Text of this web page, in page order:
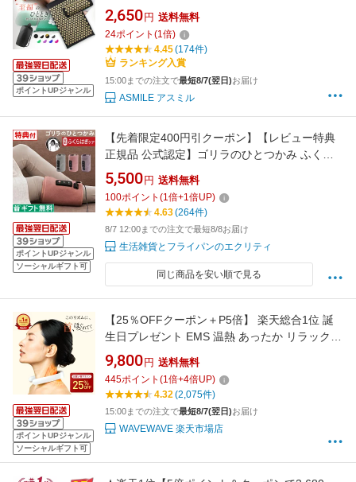
ポイントUPジャンル
ット ヨガマット ツボ押し 指圧 鍼 血行促進 マ
ッサージ ヨガ ピラティス フィットネス 収納バ
ッグ付き ストレッチマット 足つぼ 足裏 リラク
ゼーション シャクティ
2,650 円 送料無料
24ポイント (1倍)
4.45(174件)
ランキング入賞
15:00までの注文で最短8/7(翌日)お届け
ASMILE アスミル
ポイントUPジャンル
ソーシャルギフト可
【先着限定400円引クーポン】【レビュー特典
正規品 公式認定】ゴリラのひとつかみ ふくら
はぎケア GRF-2401GY GRF-2401PK GRF-
2401PU ドウシシャ ／ 足 マッサージ むくみ 脚
マッサージ フットマッサージ プレゼント 母の
日 2026年 母の日ギフト
5,500 円 送料無料
100ポイント (1倍+1倍UP)
4.63(264件)
8/7 12:00までの注文で最短8/8お届け
生活雑貨とフライパンのエクリティ
同じ商品を安い順で見る
ポイントUPジャンル
ソーシャルギフト可
【25％OFFクーポン＋P5倍】 楽天総合1位 誕
生日プレゼント EMS 温熱 あったか リラックス
折り畳み 低周波 肩 首 解消 グッズ 妻 夫 彼女
彼氏 女性 誕生日 プレゼント 誕生日プレゼント
40代 50代 実用的 ギフト 首こり ネック ネック
マッサージャー マッサージ
9,800 円 送料無料
445ポイント (1倍+4倍UP)
4.32(2,075件)
15:00までの注文で最短8/7(翌日)お届け
WAVEWAVE 楽天市場店